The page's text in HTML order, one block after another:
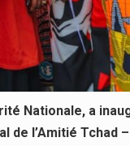
Nationale, a
de l’Amitié Tchad